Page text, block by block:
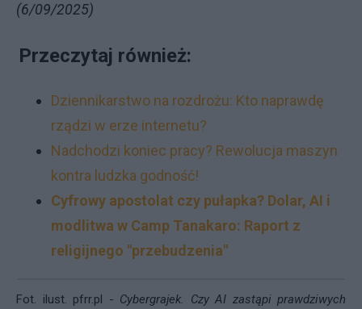
(6/09/2025)
Przeczytaj również:
Dziennikarstwo na rozdrożu: Kto naprawdę
rządzi w erze internetu?
Nadchodzi koniec pracy? Rewolucja maszyn
kontra ludzka godność!
Cyfrowy apostolat czy pułapka? Dolar, AI i
modlitwa w Camp Tanakaro: Raport z
religijnego "przebudzenia"
Fot. ilust. pfrr.pl - Cybergrajek. Czy AI zastąpi prawdziwych